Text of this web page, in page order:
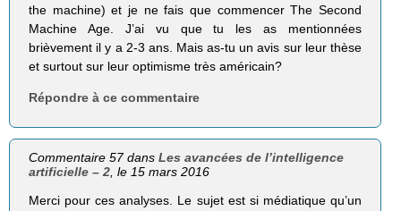
the machine) et je ne fais que commencer The Second
Machine Age. J’ai vu que tu les as mentionnées
brièvement il y a 2-3 ans. Mais as-tu un avis sur leur thèse
et surtout sur leur optimisme très américain?
Répondre à ce commentaire
Commentaire 57 dansLes avancées de l’intelligence
artificielle – 2, le 15 mars 2016
Merci pour ces analyses. Le sujet est si médiatique qu’un